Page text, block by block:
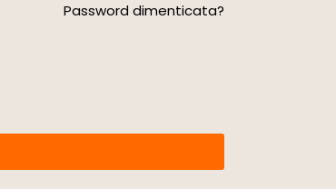
Password dimenticata?